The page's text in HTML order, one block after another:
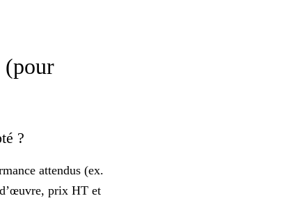
(pour
?
attendus (ex.
prix HT et